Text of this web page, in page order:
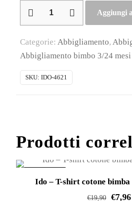
estivo
cotone
baby
Aggiungi
Categorie: Abbigliamento,
Abbigliamento bimbo 3/24 mesi
SKU: IDO-4621
Prodotti
Ido – T-shirt cotone bimba
€19,90 €7,96